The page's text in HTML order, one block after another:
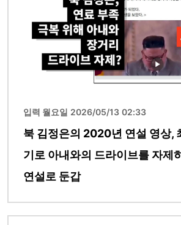
입력 월요일 2026/05/13 02:33
북 김정은의 2020년 연설 영상,
기로 아내와의 드라이브를 자제
연설로 둔갑